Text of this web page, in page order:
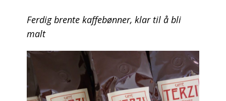
Ferdig brente kaffebønner, klar til å bli
malt